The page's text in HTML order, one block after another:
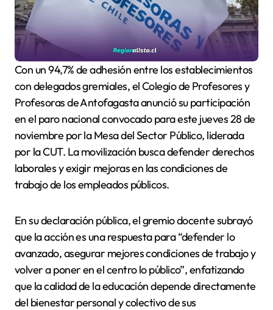
Con un 94,7% de adhesión entre los establecimientos
con delegados gremiales, el Colegio de Profesores y
Profesoras de Antofagasta anunció su participación
en el paro nacional convocado para este jueves 28 de
noviembre por la Mesa del Sector Público, liderada
por la CUT. La movilización busca defender derechos
laborales y exigir mejoras en las condiciones de
trabajo de los empleados públicos.
En su declaración pública, el gremio docente subrayó
que la acción es una respuesta para “defender lo
avanzado, asegurar mejores condiciones de trabajo y
volver a poner en el centro lo público”, enfatizando
que la calidad de la educación depende directamente
del bienestar personal y colectivo de sus